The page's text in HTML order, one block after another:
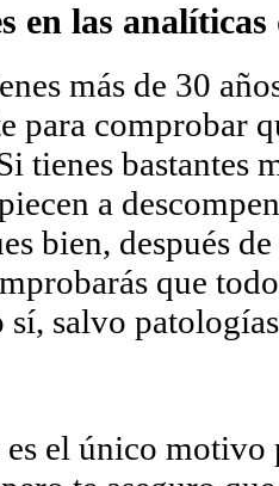
en las analíticas
más de 30
para comprobar
tienes bastantes
a
bien, después
que
salvo
es el único